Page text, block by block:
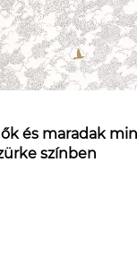
és maradak
színben